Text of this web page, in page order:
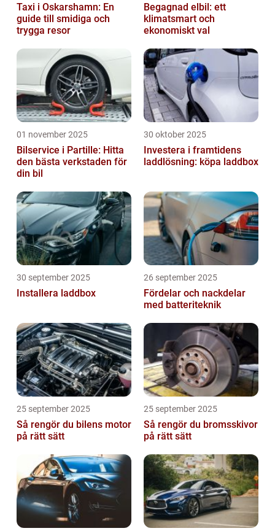
Taxi i Oskarshamn: En
guide till smidiga och
trygga resor
Begagnad elbil: ett
klimatsmart och
ekonomiskt val
01 november 2025
Bilservice i Partille: Hitta
den bästa verkstaden för
din bil
30 oktober 2025
Investera i framtidens
laddlösning: köpa laddbox
30 september 2025
Installera laddbox
26 september 2025
Fördelar och nackdelar
med batteriteknik
25 september 2025
Så rengör du bilens motor
på rätt sätt
25 september 2025
Så rengör du bromsskivor
på rätt sätt